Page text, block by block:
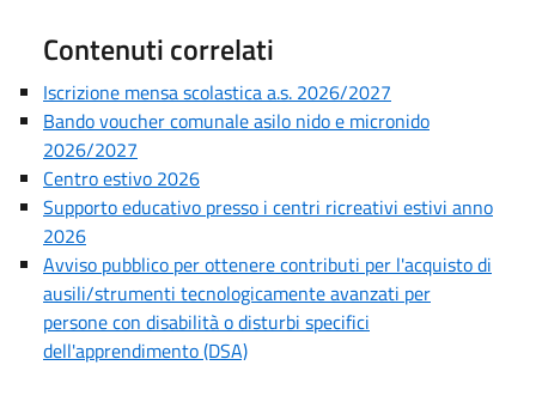
Contenuti correlati
Iscrizione mensa scolastica a.s. 2026/2027
Bando voucher comunale asilo nido e micronido
2026/2027
Centro estivo 2026
Supporto educativo presso i centri ricreativi estivi anno
2026
Avviso pubblico per ottenere contributi per l'acquisto di
ausili/strumenti tecnologicamente avanzati per
persone con disabilità o disturbi specifici
dell'apprendimento (DSA)